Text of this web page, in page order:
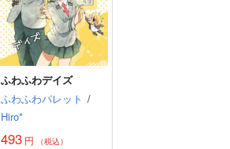
ふわふわデイズ
ふわふわパレット /
Hiro*
493 円 （税込）